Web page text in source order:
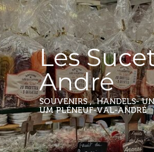
Les
André
SOUVENIRS , HANDELS-
UM PLÉNEUF-VAL-ANDRÉ